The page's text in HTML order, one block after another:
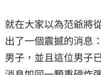
就在大家以為范爺將
出了一個震撼的消息
男子 ，並且這位男子